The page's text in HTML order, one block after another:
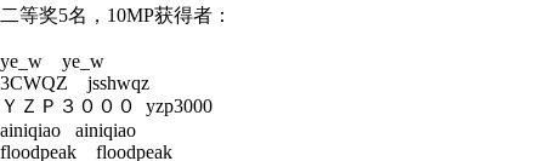
二等奖5名，10MP获得者：
ye_w ye_w
3CWQZ jsshwqz
ＹＺＰ３０００ yzp3000
ainiqiao ainiqiao
floodpeak floodpeak